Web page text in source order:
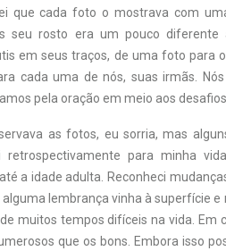
que cada foto o mostrava com
seu rosto era um pouco
em seus traços, de uma foto para
cada uma de nós, suas irmãs.
pela oração em meio aos
as fotos, eu sorria, mas
retrospectivamente para minha
a idade adulta. Reconheci
lembrança vinha à superfície
muitos tempos difíceis na vida. Em
que os bons. Embora isso